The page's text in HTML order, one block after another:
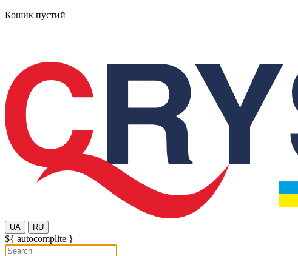
Кошик пустий
UA RU
${ autocomplite }